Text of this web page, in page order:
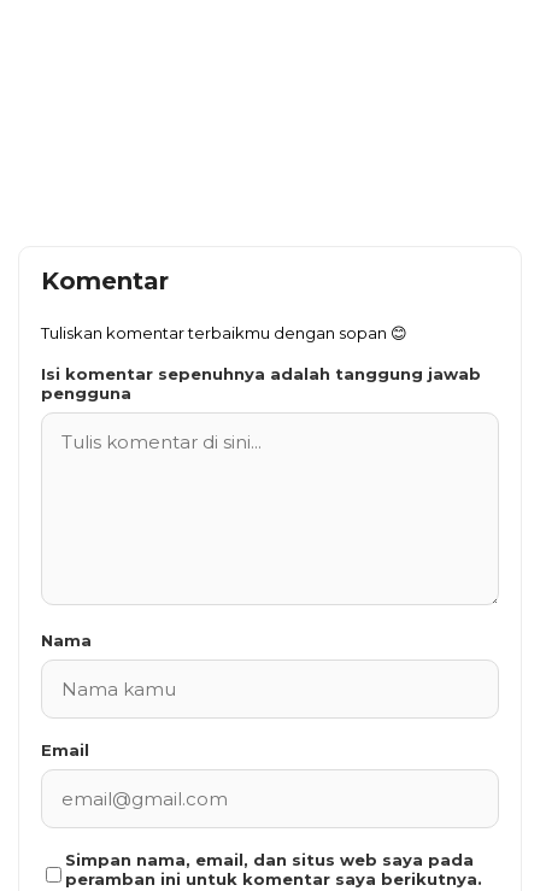
Komentar
Tuliskan komentar terbaikmu dengan sopan 😊
Isi komentar sepenuhnya adalah tanggung jawab
pengguna
Nama
Email
Simpan nama, email, dan situs web saya pada
peramban ini untuk komentar saya berikutnya.